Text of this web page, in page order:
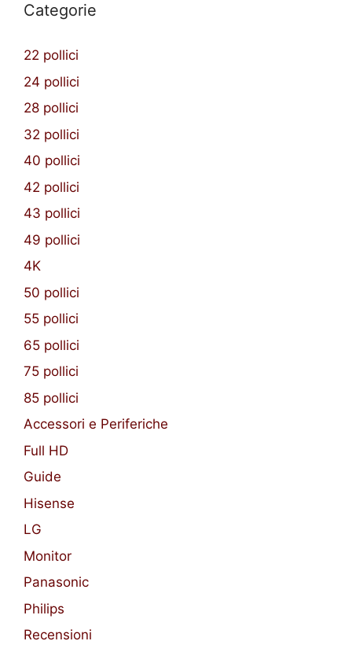
Categorie
22 pollici
24 pollici
28 pollici
32 pollici
40 pollici
42 pollici
43 pollici
49 pollici
4K
50 pollici
55 pollici
65 pollici
75 pollici
85 pollici
Accessori e Periferiche
Full HD
Guide
Hisense
LG
Monitor
Panasonic
Philips
Recensioni